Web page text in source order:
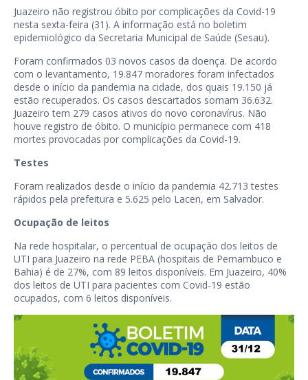
Juazeiro não registrou óbito por complicações da Covid-19
nesta sexta-feira (31). A informação está no boletim
epidemiológico da Secretaria Municipal de Saúde (Sesau).
Foram confirmados 03 novos casos da doença. De acordo
com o levantamento, 19.847 moradores foram infectados
desde o início da pandemia na cidade, dos quais 19.150 já
estão recuperados. Os casos descartados somam 36.632.
Juazeiro tem 279 casos ativos do novo coronavírus. Não
houve registro de óbito. O município permanece com 418
mortes provocadas por complicações da Covid-19.
Testes
Foram realizados desde o início da pandemia 42.713 testes
rápidos pela prefeitura e 5.625 pelo Lacen, em Salvador.
Ocupação de leitos
Na rede hospitalar, o percentual de ocupação dos leitos de
UTI para Juazeiro na rede PEBA (hospitais de Pernambuco e
Bahia) é de 27%, com 89 leitos disponíveis. Em Juazeiro, 40%
dos leitos de UTI para pacientes com Covid-19 estão
ocupados, com 6 leitos disponíveis.